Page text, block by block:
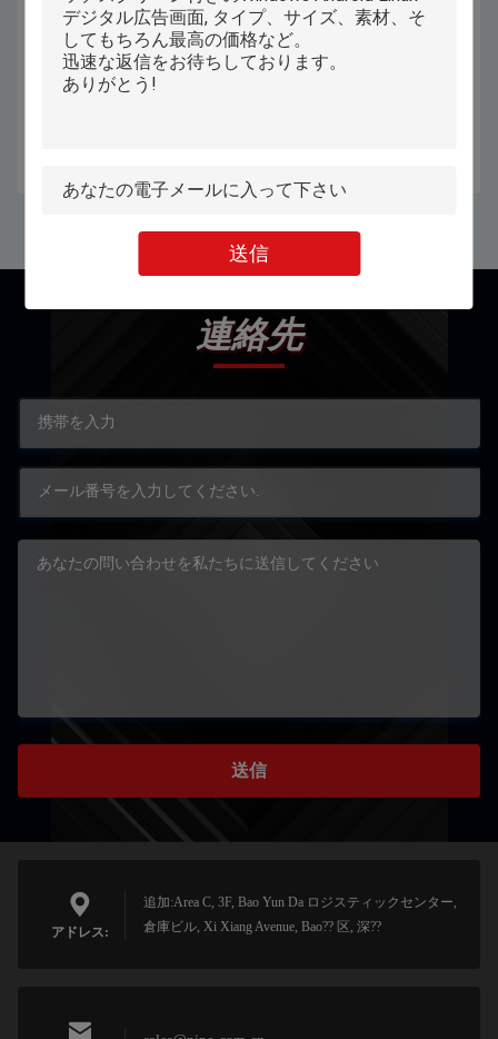
送信
PiPOの産業険しいタブレットの
連絡先
送信
アドレス:
追加:Area C, 3F, Bao Yun Da ロジスティックセンター,
倉庫ビル, Xi Xiang Avenue, Bao?? 区, 深??